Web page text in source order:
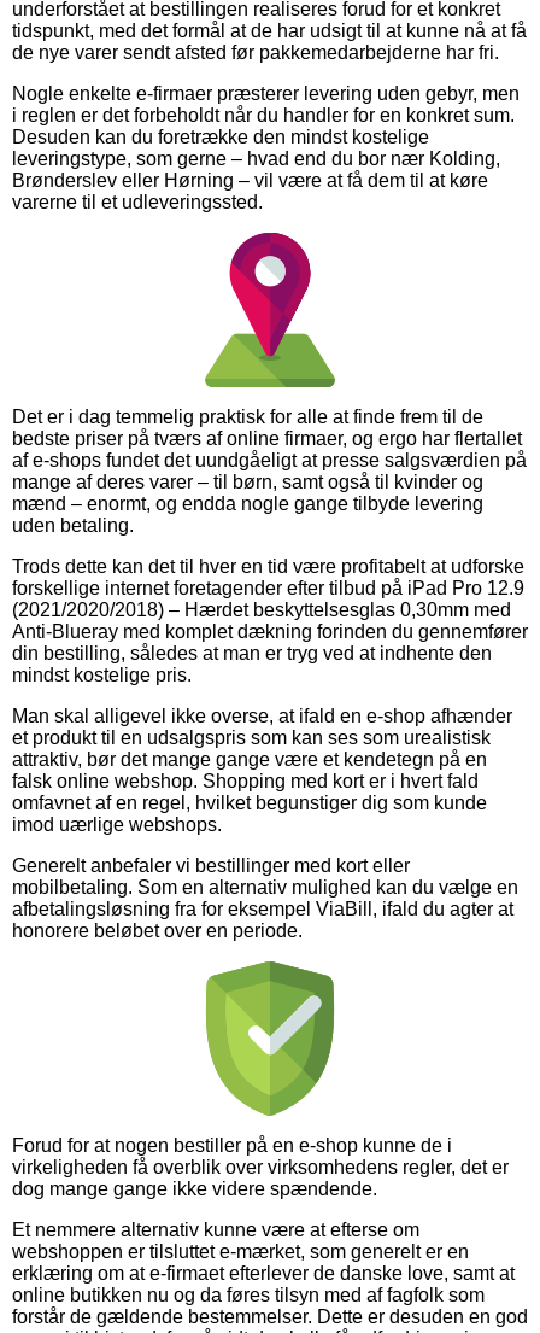
underforstået at bestillingen realiseres forud for et konkret
tidspunkt, med det formål at de har udsigt til at kunne nå at få
de nye varer sendt afsted før pakkemedarbejderne har fri.
Nogle enkelte e-firmaer præsterer levering uden gebyr, men
i reglen er det forbeholdt når du handler for en konkret sum.
Desuden kan du foretrække den mindst kostelige
leveringstype, som gerne – hvad end du bor nær Kolding,
Brønderslev eller Hørning – vil være at få dem til at køre
varerne til et udleveringssted.
Det er i dag temmelig praktisk for alle at finde frem til de
bedste priser på tværs af online firmaer, og ergo har flertallet
af e-shops fundet det uundgåeligt at presse salgsværdien på
mange af deres varer – til børn, samt også til kvinder og
mænd – enormt, og endda nogle gange tilbyde levering
uden betaling.
Trods dette kan det til hver en tid være profitabelt at udforske
forskellige internet foretagender efter tilbud på iPad Pro 12.9
(2021/2020/2018) – Hærdet beskyttelsesglas 0,30mm med
Anti-Blueray med komplet dækning forinden du gennemfører
din bestilling, således at man er tryg ved at indhente den
mindst kostelige pris.
Man skal alligevel ikke overse, at ifald en e-shop afhænder
et produkt til en udsalgspris som kan ses som urealistisk
attraktiv, bør det mange gange være et kendetegn på en
falsk online webshop. Shopping med kort er i hvert fald
omfavnet af en regel, hvilket begunstiger dig som kunde
imod uærlige webshops.
Generelt anbefaler vi bestillinger med kort eller
mobilbetaling. Som en alternativ mulighed kan du vælge en
afbetalingsløsning fra for eksempel ViaBill, ifald du agter at
honorere beløbet over en periode.
Forud for at nogen bestiller på en e-shop kunne de i
virkeligheden få overblik over virksomhedens regler, det er
dog mange gange ikke videre spændende.
Et nemmere alternativ kunne være at efterse om
webshoppen er tilsluttet e-mærket, som generelt er en
erklæring om at e-firmaet efterlever de danske love, samt at
online butikken nu og da føres tilsyn med af fagfolk som
forstår de gældende bestemmelser. Dette er desuden en god